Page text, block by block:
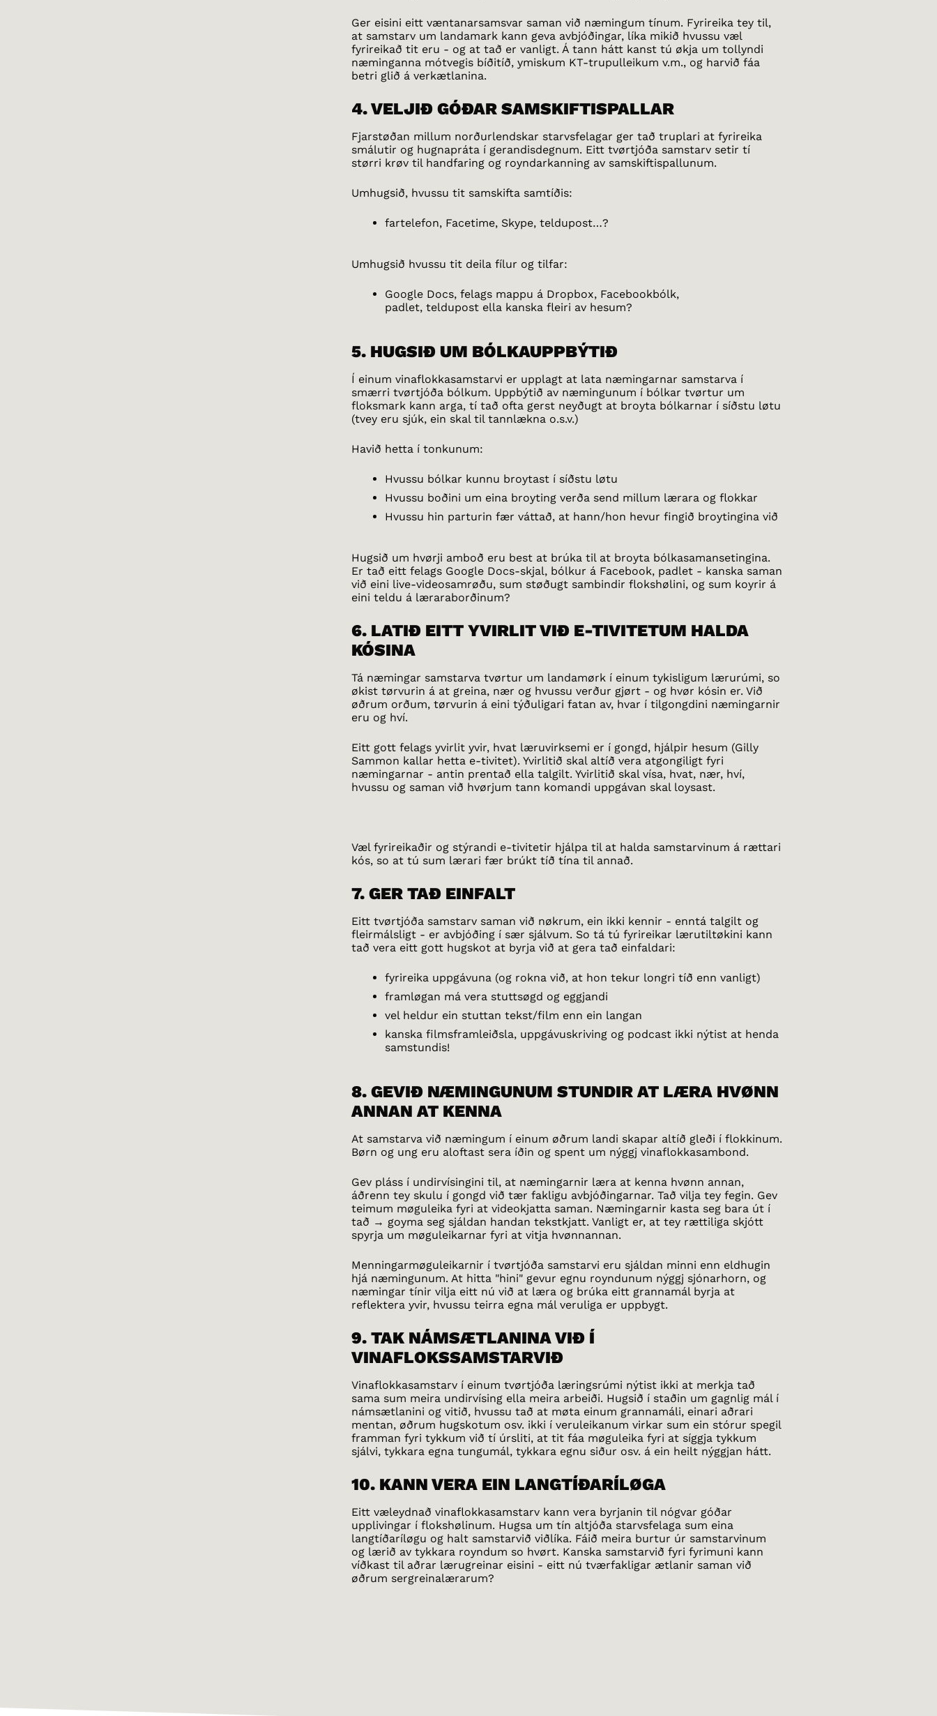
Ger eisini eitt væntanarsamsvar saman við næmingum tínum. Fyrireika tey til,
at samstarv um landamark kann geva avbjóðingar, líka mikið hvussu væl
fyrireikað tit eru - og at tað er vanligt. Á tann hátt kanst tú økja um tollyndi
næminganna mótvegis bíðitíð, ymiskum KT-trupulleikum v.m., og harvið fáa
betri glið á verkætlanina.
4. VELJIÐ GÓÐAR SAMSKIFTISPALLAR
Fjarstøðan millum norðurlendskar starvsfelagar ger tað truplari at fyrireika
smálutir og hugnapráta í gerandisdegnum. Eitt tvørtjóða samstarv setir tí
størri krøv til handfaring og royndarkanning av samskiftispallunum.
Umhugsið, hvussu tit samskifta samtíðis:
fartelefon, Facetime, Skype, teldupost…?
Umhugsið hvussu tit deila fílur og tilfar:
Google Docs, felags mappu á Dropbox, Facebookbólk,
padlet, teldupost ella kanska fleiri av hesum?
5. HUGSIÐ UM BÓLKAUPPBÝTIÐ
Í einum vinaflokkasamstarvi er upplagt at lata næmingarnar samstarva í
smærri tvørtjóða bólkum. Uppbýtið av næmingunum í bólkar tvørtur um
floksmark kann arga, tí tað ofta gerst neyðugt at broyta bólkarnar í síðstu løtu
(tvey eru sjúk, ein skal til tannlækna o.s.v.)
Havið hetta í tonkunum:
Hvussu bólkar kunnu broytast í síðstu løtu
Hvussu boðini um eina broyting verða send millum lærara og flokkar
Hvussu hin parturin fær váttað, at hann/hon hevur fingið broytingina við
Hugsið um hvørji amboð eru best at brúka til at broyta bólkasamansetingina.
Er tað eitt felags Google Docs-skjal, bólkur á Facebook, padlet - kanska saman
við eini live-videosamrøðu, sum støðugt sambindir flokshølini, og sum koyrir á
eini teldu á læraraborðinum?
6. LATIÐ EITT YVIRLIT VIÐ E-TIVITETUM HALDA
KÓSINA
Tá næmingar samstarva tvørtur um landamørk í einum tykisligum lærurúmi, so
økist tørvurin á at greina, nær og hvussu verður gjørt - og hvør kósin er. Við
øðrum orðum, tørvurin á eini týðuligari fatan av, hvar í tilgongdini næmingarnir
eru og hví.
Eitt gott felags yvirlit yvir, hvat læruvirksemi er í gongd, hjálpir hesum (Gilly
Sammon kallar hetta e-tivitet). Yvirlitið skal altíð vera atgongiligt fyri
næmingarnar - antin prentað ella talgilt. Yvirlitið skal vísa, hvat, nær, hví,
hvussu og saman við hvørjum tann komandi uppgávan skal loysast.
Væl fyrireikaðir og stýrandi e-tivitetir hjálpa til at halda samstarvinum á rættari
kós, so at tú sum lærari fær brúkt tíð tína til annað.
7. GER TAÐ EINFALT
Eitt tvørtjóða samstarv saman við nøkrum, ein ikki kennir - enntá talgilt og
fleirmálsligt - er avbjóðing í sær sjálvum. So tá tú fyrireikar lærutiltøkini kann
tað vera eitt gott hugskot at byrja við at gera tað einfaldari:
fyrireika uppgávuna (og rokna við, at hon tekur longri tíð enn vanligt)
framløgan má vera stuttsøgd og eggjandi
vel heldur ein stuttan tekst/film enn ein langan
kanska filmsframleiðsla, uppgávuskriving og podcast ikki nýtist at henda
samstundis!
8. GEVIÐ NÆMINGUNUM STUNDIR AT LÆRA HVØNN
ANNAN AT KENNA
At samstarva við næmingum í einum øðrum landi skapar altíð gleði í flokkinum.
Børn og ung eru aloftast sera íðin og spent um nýggj vinaflokkasambond.
Gev pláss í undirvísingini til, at næmingarnir læra at kenna hvønn annan,
áðrenn tey skulu í gongd við tær fakligu avbjóðingarnar. Tað vilja tey fegin. Gev
teimum møguleika fyri at videokjatta saman. Næmingarnir kasta seg bara út í
tað → goyma seg sjáldan handan tekstkjatt. Vanligt er, at tey rættiliga skjótt
spyrja um møguleikarnar fyri at vitja hvønnannan.
Menningarmøguleikarnir í tvørtjóða samstarvi eru sjáldan minni enn eldhugin
hjá næmingunum. At hitta "hini" gevur egnu royndunum nýggj sjónarhorn, og
næmingar tínir vilja eitt nú við at læra og brúka eitt grannamál byrja at
reflektera yvir, hvussu teirra egna mál veruliga er uppbygt.
9. TAK NÁMSÆTLANINA VIÐ Í
VINAFLOKSSAMSTARVIÐ
Vinaflokkasamstarv í einum tvørtjóða læringsrúmi nýtist ikki at merkja tað
sama sum meira undirvísing ella meira arbeiði. Hugsið í staðin um gagnlig mál í
námsætlanini og vitið, hvussu tað at møta einum grannamáli, einari aðrari
mentan, øðrum hugskotum osv. ikki í veruleikanum virkar sum ein stórur spegil
framman fyri tykkum við tí úrsliti, at tit fáa møguleika fyri at síggja tykkum
sjálvi, tykkara egna tungumál, tykkara egnu siður osv. á ein heilt nýggjan hátt.
10. KANN VERA EIN LANGTÍÐARÍLØGA
Eitt væleydnað vinaflokkasamstarv kann vera byrjanin til nógvar góðar
upplivingar í flokshølinum. Hugsa um tín altjóða starvsfelaga sum eina
langtíðaríløgu og halt samstarvið viðlíka. Fáið meira burtur úr samstarvinum
og lærið av tykkara royndum so hvørt. Kanska samstarvið fyri fyrimuni kann
víðkast til aðrar lærugreinar eisini - eitt nú tværfakligar ætlanir saman við
øðrum sergreinalærarum?